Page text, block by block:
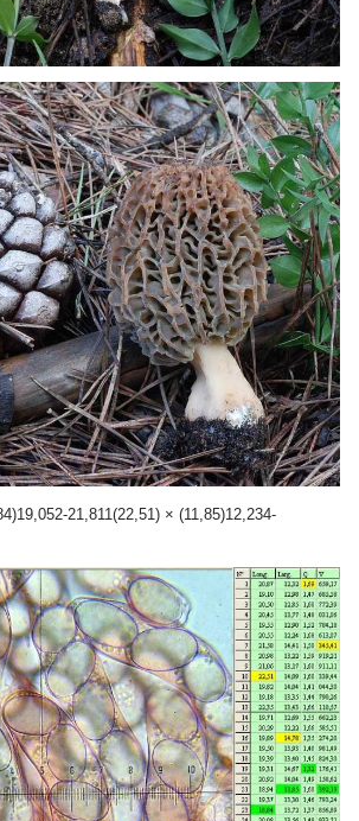
21,811(22,51) × (11,85)12,234-